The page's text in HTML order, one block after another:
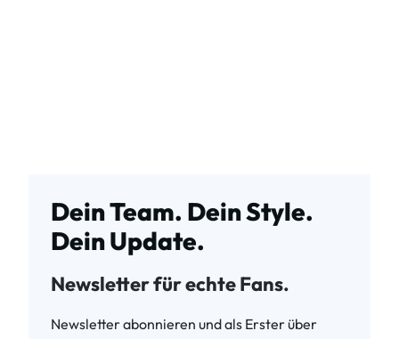
Dein Team. Dein Style.
Dein Update.
Newsletter für echte Fans.
Newsletter abonnieren und als Erster über